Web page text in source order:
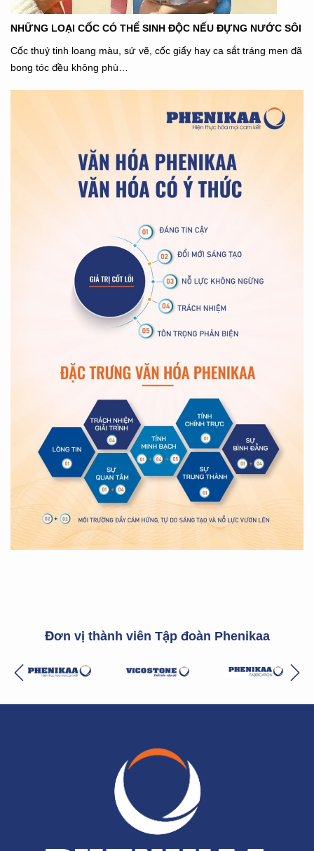
NHỮNG LOẠI CỐC CÓ THỂ SINH ĐỘC NẾU ĐỰNG NƯỚC SÔI
Cốc thuỷ tinh loang màu, sứ vẽ, cốc giấy hay ca sắt tráng men đã
bong tóc đều không phù…
Đơn vị thành viên Tập đoàn Phenikaa